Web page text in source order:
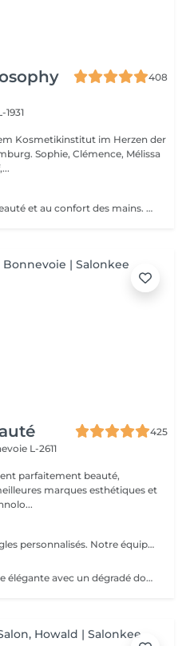
408
1931
Kosmetikinstitut im Herzen der
Mélissa
Un soin complet dédié à la beauté et au confort des mains. Le soin débute par une exfoliation douce afin d'affiner le grain de peau et révéler son éclat naturel. Les mains sont ensuite enveloppées dans un masque hydratant et nourrissant pour une action en profondeur. Pendant ce temps, les ongles sont soigneusement travaillés afin de leur redonner une forme nette et harmonieuse. Le soin se termine par un massage relaxant des mains, procurant une sensation immédiate de confort et de détente. Les mains sont plus douces, la peau nourrie et les ongles parfaitement soignés. Le vernis classique n'est pas proposé à l'institut. Si vous le souhaitez, nous pouvons toutefois réaliser la pose avec votre propre vernis en sélectionnant l'option correspondante.
425
L-2611
parfaitement beauté,
Votre expert en soins des ongles personnalisés. Notre équipe de prothésistes ongulaires diplômées vous offre une gamme complète de services pour des ongles magnifiques et durables. Expertise et Professionnalisme : Prothésistes qualifiées et expérimentées : o Isabel, o Francesca, o Fatima, o Deborah, o Patricia, o Mirza, Des produits de haute qualité, aux couleurs variées pour des résultats éclatants et durables. Garantie de beauté et santé de vos ongles. Services adaptés à vos goûts et votre personnalité Capsules pour allonger rapidement vos ongles. Rallongement en Gel : Pour un résultat naturel et durable. Remplissage toute les 3 a 4 semaines pour comble la repousse et préserve l'intégrité de la pose initiale. Manucure Soins et esthétisme pour des ongles en pleine santé et élégants. Nos Techniques Manucure Combinée : Soins complets et embellissement. Vernis Semi-Permanent : Couleur durable sans pose de gel. Chablon ou Capsules : Pose traditionnelle ou look naturel.
Baby Boomer, une manucure élégante avec un dégradé doux allant d'un nude naturel à un blanc éclatant. Ce style chic est parfait pour toutes les occasions. Sublimez vos ongles avec cette tendance incontournable ! Réservez dès maintenant pour profiter d'un look sophistiqué. Ne manquez pas l'ocasion de briller !